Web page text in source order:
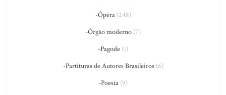
-Ópera(248)
-Órgão moderno (7)
-Pagode (1)
-Partituras de Autores Brasileiros(6)
-Poesia (9)